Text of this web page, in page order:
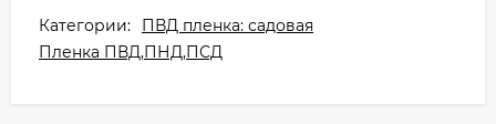
Категории:
ПВД пленка: садовая
Пленка ПВД,ПНД,ПСД